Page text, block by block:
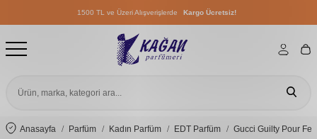
1500 TL ve Üzeri Alışverişlerde Kargo Ücretsiz!
1500 TL ve Üzeri Alışverişlerde
1500 TL ve Üzeri Alışverişlerde
Anasayfa Parfüm Kadın Parfüm EDT Parfüm Gucci Guilty Pour